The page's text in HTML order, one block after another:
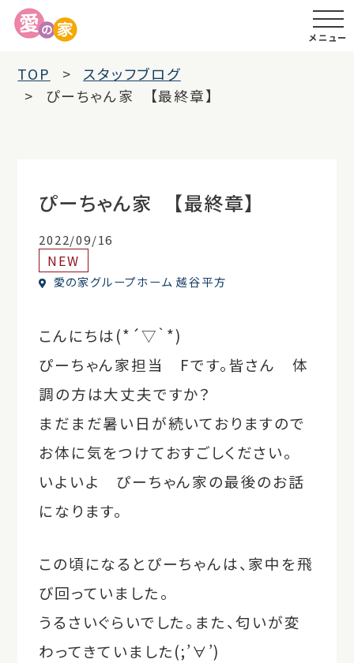
メニュー
TOP
スタッフブログ
ぴーちゃん家 【最終章】
ぴーちゃん家 【最終章】
2022/09/16
NEW
愛の家グループホーム 越谷平方
こんにちは(*´▽｀*)
ぴーちゃん家担当 Fです。皆さん 体
調の方は大丈夫ですか？
まだまだ暑い日が続いておりますので
お体に気をつけておすごしください。
いよいよ ぴーちゃん家の最後のお話
になります。
この頃になるとぴーちゃんは、家中を飛
び回っていました。
うるさいぐらいでした。また、匂いが変
わってきていました(;’∀’)